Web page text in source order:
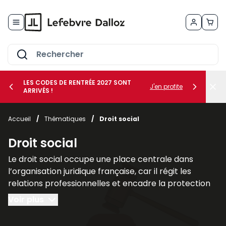
le sous-menu Vos métiers
le sous-menu Vos besoins
LES CODES DE RENTRÉE 2027 SONT
ARRIVÉS !
J'en profite
Accueil / Thématiques / Droit social
Droit social
Le droit social occupe une place centrale dans
l’organisation juridique française, car il régit les
relations professionnelles et encadre la protection
des individus dans le cadre du travail. Il regroupe
l’ensemble des règles destinées à assurer l’équilibre